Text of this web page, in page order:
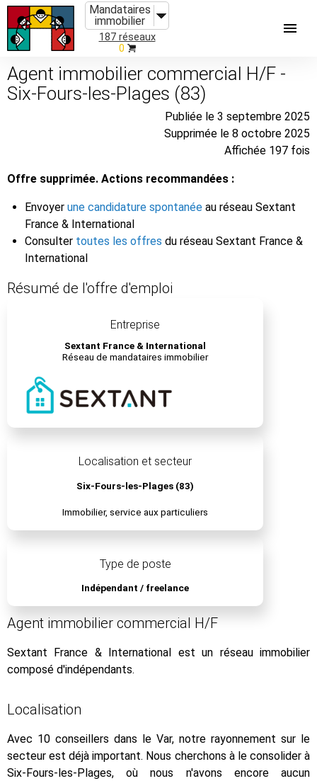
Mandataires
immobilier
187 réseaux
0
Agent immobilier commercial H/F -
Six-Fours-les-Plages (83)
Publiée le 3 septembre 2025
Supprimée le 8 octobre 2025
Affichée 197 fois
Offre supprimée. Actions recommandées :
Envoyer une candidature spontanée au réseau Sextant
France & International
Consulter toutes les offres du réseau Sextant France &
International
Résumé de l'offre d'emploi
Entreprise
Sextant France & International
Réseau de mandataires immobilier
Localisation et secteur
Six-Fours-les-Plages (83)
Immobilier, service aux particuliers
Type de poste
Indépendant / freelance
Agent immobilier commercial H/F
Sextant France & International est un réseau immobilier
composé d'indépendants.
Localisation
Avec 10 conseillers dans le Var, notre rayonnement sur le
secteur est déjà important. Nous cherchons à le consolider à
Six-Fours-les-Plages, où nous n'avons encore aucun